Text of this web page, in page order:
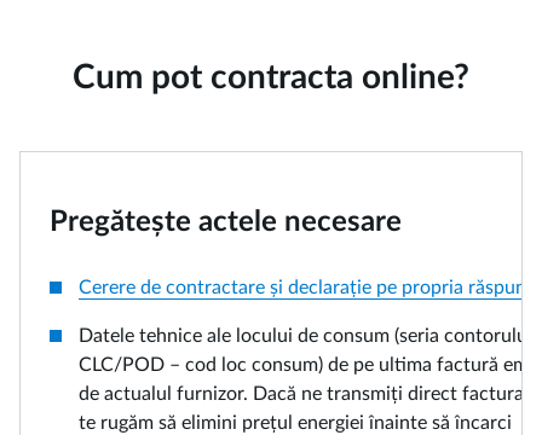
Cum pot contracta online?
Pregătește actele necesare
Cerere de contractare și declarație pe propria
Datele tehnice ale locului de consum (seria contorului
CLC/POD – cod loc consum) de pe ultima factură
de actualul furnizor. Dacă ne transmiți direct factura
te rugăm să elimini prețul energiei înainte să încarci